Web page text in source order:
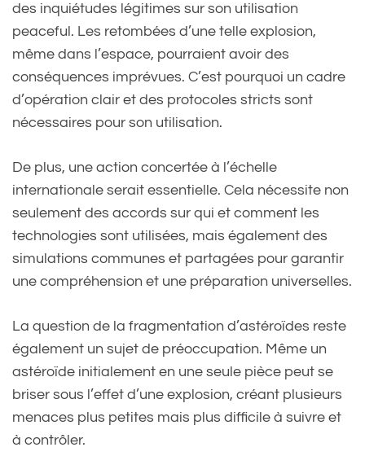
des inquiétudes légitimes sur son utilisation
peaceful. Les retombées d’une telle explosion,
même dans l’espace, pourraient avoir des
conséquences imprévues. C’est pourquoi un cadre
d’opération clair et des protocoles stricts sont
nécessaires pour son utilisation.
De plus, une action concertée à l’échelle
internationale serait essentielle. Cela nécessite non
seulement des accords sur qui et comment les
technologies sont utilisées, mais également des
simulations communes et partagées pour garantir
une compréhension et une préparation universelles.
La question de la fragmentation d’astéroïdes reste
également un sujet de préoccupation. Même un
astéroïde initialement en une seule pièce peut se
briser sous l’effet d’une explosion, créant plusieurs
menaces plus petites mais plus difficile à suivre et
à contrôler.